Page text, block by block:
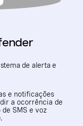
de alerta e
e notificações
a ocorrência de
SMS e voz